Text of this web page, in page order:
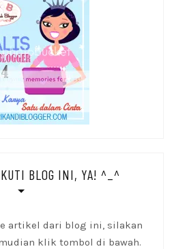
BLOG INI, YA! ^_^
artikel dari blog ini, silakan
klik tombol di bawah.